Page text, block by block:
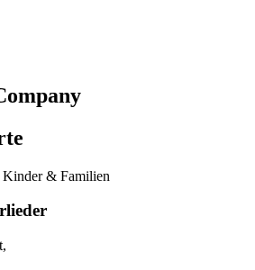
& Familien